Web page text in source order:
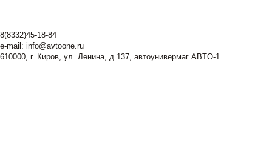
8(8332)45-18-84
e-mail: info@avtoone.ru
610000, г. Киров, ул. Ленина, д.137, автоунивермаг ABTO-1